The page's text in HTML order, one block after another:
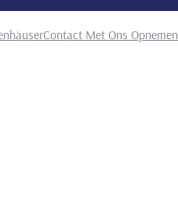
Contact Met Ons Opnemen